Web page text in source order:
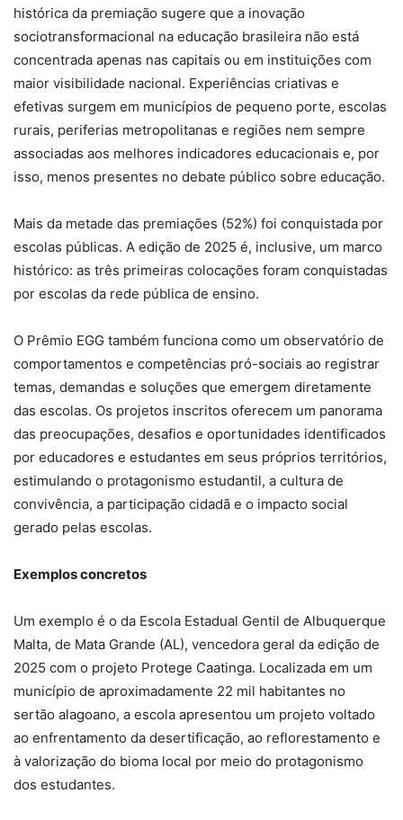
histórica da premiação sugere que a inovação
sociotransformacional na educação brasileira não está
concentrada apenas nas capitais ou em instituições com
maior visibilidade nacional. Experiências criativas e
efetivas surgem em municípios de pequeno porte, escolas
rurais, periferias metropolitanas e regiões nem sempre
associadas aos melhores indicadores educacionais e, por
isso, menos presentes no debate público sobre educação.
Mais da metade das premiações (52%) foi conquistada por
escolas públicas. A edição de 2025 é, inclusive, um marco
histórico: as três primeiras colocações foram conquistadas
por escolas da rede pública de ensino.
O Prêmio EGG também funciona como um observatório de
comportamentos e competências pró-sociais ao registrar
temas, demandas e soluções que emergem diretamente
das escolas. Os projetos inscritos oferecem um panorama
das preocupações, desafios e oportunidades identificados
por educadores e estudantes em seus próprios territórios,
estimulando o protagonismo estudantil, a cultura de
convivência, a participação cidadã e o impacto social
gerado pelas escolas.
Exemplos concretos
Um exemplo é o da Escola Estadual Gentil de Albuquerque
Malta, de Mata Grande (AL), vencedora geral da edição de
2025 com o projeto Protege Caatinga. Localizada em um
município de aproximadamente 22 mil habitantes no
sertão alagoano, a escola apresentou um projeto voltado
ao enfrentamento da desertificação, ao reflorestamento e
à valorização do bioma local por meio do protagonismo
dos estudantes.